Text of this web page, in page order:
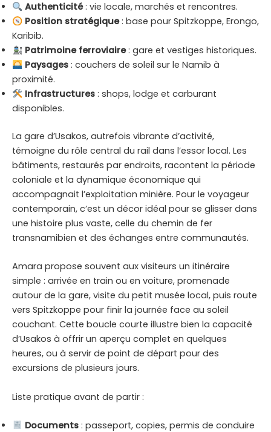
Authenticité: vie locale, marchés et rencontres.
Position stratégique: base pour Spitzkoppe, Erongo,
Karibib.
Patrimoine ferroviaire: gare et vestiges historiques.
Paysages: couchers de soleil sur le Namib à
proximité.
Infrastructures: shops, lodge et carburant
disponibles.
La gare d’Usakos, autrefois vibrante d’activité,
témoigne du rôle central du rail dans l’essor local. Les
bâtiments, restaurés par endroits, racontent la période
coloniale et la dynamique économique qui
accompagnait l’exploitation minière. Pour le voyageur
contemporain, c’est un décor idéal pour se glisser dans
une histoire plus vaste, celle du chemin de fer
transnamibien et des échanges entre communautés.
Amara propose souvent aux visiteurs un itinéraire
simple : arrivée en train ou en voiture, promenade
autour de la gare, visite du petit musée local, puis route
vers Spitzkoppe pour finir la journée face au soleil
couchant. Cette boucle courte illustre bien la capacité
d’Usakos à offrir un aperçu complet en quelques
heures, ou à servir de point de départ pour des
excursions de plusieurs jours.
Liste pratique avant de partir :
Documents: passeport, copies, permis de conduire